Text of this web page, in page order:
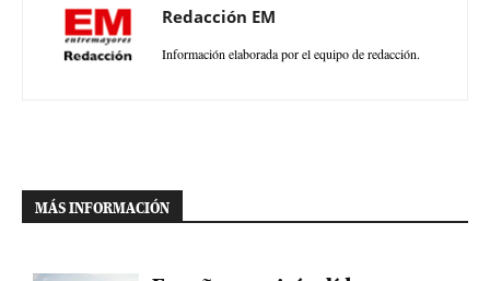
Redacción EM
Información elaborada por el equipo de redacción.
MÁS INFORMACIÓN